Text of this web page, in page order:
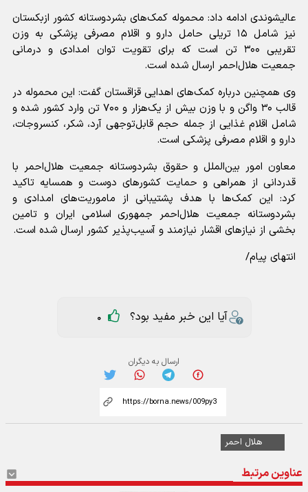
عالیشوندی ادامه داد: محموله کمک‌های بشردوستانه کشور ازبکستان
نیز شامل ۱۵ تریلی حامل دارو و اقلام مصرفی پزشکی به وزن
تقریبی ۳۰۰ تن است که برای تقویت توان امدادی و درمانی
جمعیت هلال‌احمر ارسال شده است.
وی همچنین درباره کمک‌های اهدایی قزاقستان گفت: این محموله در
قالب ۳۰ واگن و با وزن بیش از یک‌هزار و ۷۰۰ تن وارد کشور شده و
شامل اقلام غذایی از جمله حجم قابل‌توجهی آرد، شکر، کنسروجات،
دارو و اقلام مصرفی پزشکی است.
معاون امور بین‌الملل و حقوق بشردوستانه جمعیت هلال‌احمر با
قدردانی از همراهی و حمایت کشور‌های دوست و همسایه تاکید
کرد: این کمک‌ها با هدف پشتیبانی از ماموریت‌های امدادی و
بشردوستانه جمعیت هلال‌احمر جمهوری اسلامی ایران و تامین
بخشی از نیاز‌های اقشار نیازمند و آسیب‌پذیر کشور ارسال شده است.
انتهای پیام/
آیا این خبر مفید بود؟ 0
ارسال به دیگران
هلال احمر
عناوین مرتبط